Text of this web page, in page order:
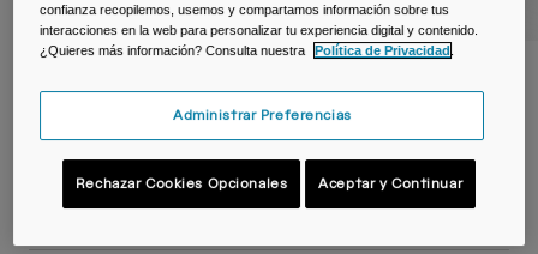
Ver todo
N.º de artículo38669
22,99 €
confianza recopilemos, usemos y compartamos información sobre tus
interacciones en la web para personalizar tu experiencia digital y contenido.
¿Quieres más información? Consulta nuestra
Política de Privacidad
Administrar Preferencias
Rechazar Cookies Opcionales Aceptar y Continuar